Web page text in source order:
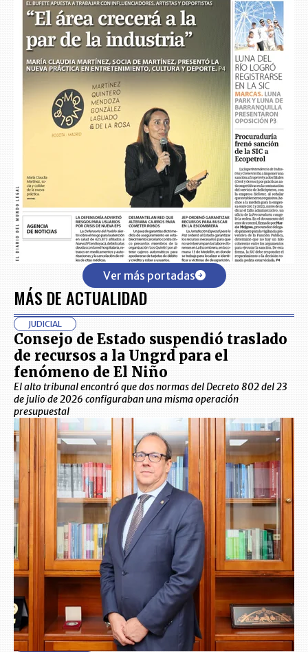
Ver más portadas
MÁS DE ACTUALIDAD
JUDICIAL
Consejo de Estado suspendió traslado
de recursos a la Ungrd para el
fenómeno de El Niño
El alto tribunal encontró que dos normas del Decreto 802 del 23
de julio de 2026 configuraban una misma operación
presupuestal